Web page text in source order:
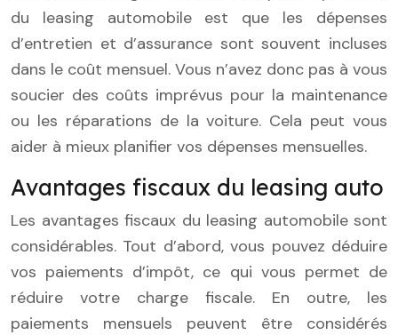
du leasing automobile est que les dépenses
d’entretien et d’assurance sont souvent incluses
dans le coût mensuel. Vous n’avez donc pas à vous
soucier des coûts imprévus pour la maintenance
ou les réparations de la voiture. Cela peut vous
aider à mieux planifier vos dépenses mensuelles.
Avantages fiscaux du leasing auto
Les avantages fiscaux du leasing automobile sont
considérables. Tout d’abord, vous pouvez déduire
vos paiements d’impôt, ce qui vous permet de
réduire votre charge fiscale. En outre, les
paiements mensuels peuvent être considérés